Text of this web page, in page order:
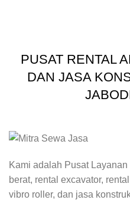
PUSAT RENTAL
DAN JASA
Kami adalah Pusat
berat, rental excavator,
vibro roller, dan jasa